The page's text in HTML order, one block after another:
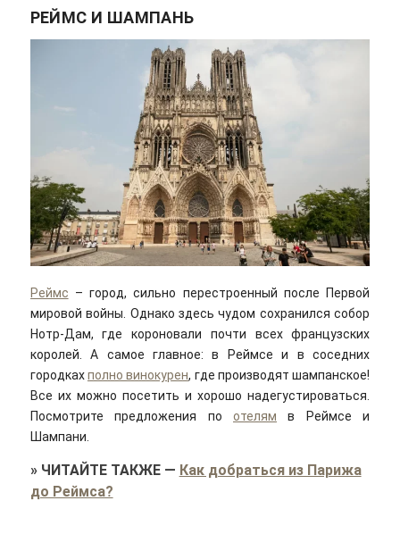
РЕЙМС И ШАМПАНЬ
Реймс – город, сильно перестроенный после Первой
мировой войны. Однако здесь чудом сохранился собор
Нотр-Дам, где короновали почти всех французских
королей. А самое главное: в Реймсе и в соседних
городкахполно винокурен, где производят шампанское!
Все их можно посетить и хорошо надегустироваться.
Посмотрите предложения по отелям в Реймсе и
Шампани.
» ЧИТАЙТЕ ТАКЖЕ— Как добраться из Парижа
до Реймса?